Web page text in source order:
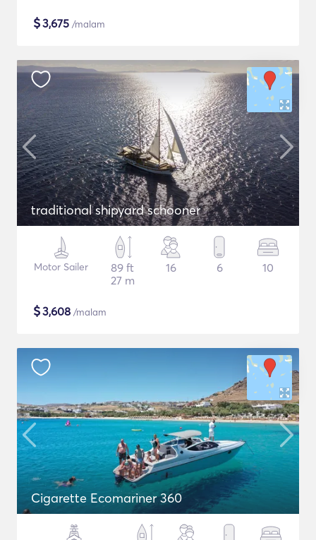
$3,675 /malam
traditional shipyard schooner
Motor Sailer
89 ft
27 m
16 6 10
$3,608 /malam
Cigarette Ecomariner 360